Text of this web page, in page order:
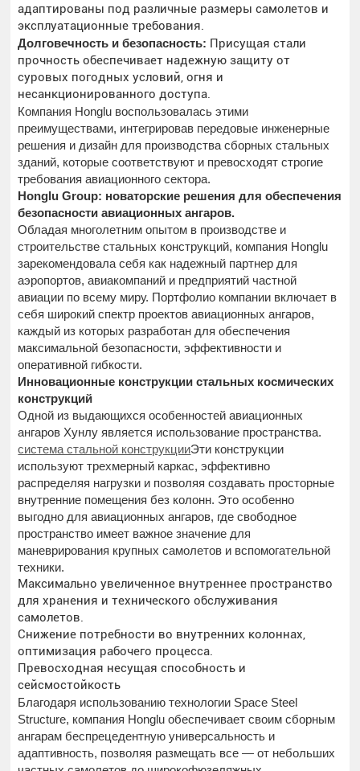
адаптированы под различные размеры самолетов и
эксплуатационные требования.
Долговечность и безопасность: Присущая стали
прочность обеспечивает надежную защиту от
суровых погодных условий, огня и
несанкционированного доступа.
Компания Honglu воспользовалась этими
преимуществами, интегрировав передовые инженерные
решения и дизайн для производства сборных стальных
зданий, которые соответствуют и превосходят строгие
требования авиационного сектора.
Honglu Group: новаторские решения для обеспечения
безопасности авиационных ангаров.
Обладая многолетним опытом в производстве и
строительстве стальных конструкций, компания Honglu
зарекомендовала себя как надежный партнер для
аэропортов, авиакомпаний и предприятий частной
авиации по всему миру. Портфолио компании включает в
себя широкий спектр проектов авиационных ангаров,
каждый из которых разработан для обеспечения
максимальной безопасности, эффективности и
оперативной гибкости.
Инновационные конструкции стальных космических
конструкций
Одной из выдающихся особенностей авиационных
ангаров Хунлу является использование пространства.
система стальной конструкцииЭти конструкции
используют трехмерный каркас, эффективно
распределяя нагрузки и позволяя создавать просторные
внутренние помещения без колонн. Это особенно
выгодно для авиационных ангаров, где свободное
пространство имеет важное значение для
маневрирования крупных самолетов и вспомогательной
техники.
Максимально увеличенное внутреннее пространство
для хранения и технического обслуживания
самолетов.
Снижение потребности во внутренних колоннах,
оптимизация рабочего процесса.
Превосходная несущая способность и
сейсмостойкость
Благодаря использованию технологии Space Steel
Structure, компания Honglu обеспечивает своим сборным
ангарам беспрецедентную универсальность и
адаптивность, позволяя размещать все — от небольших